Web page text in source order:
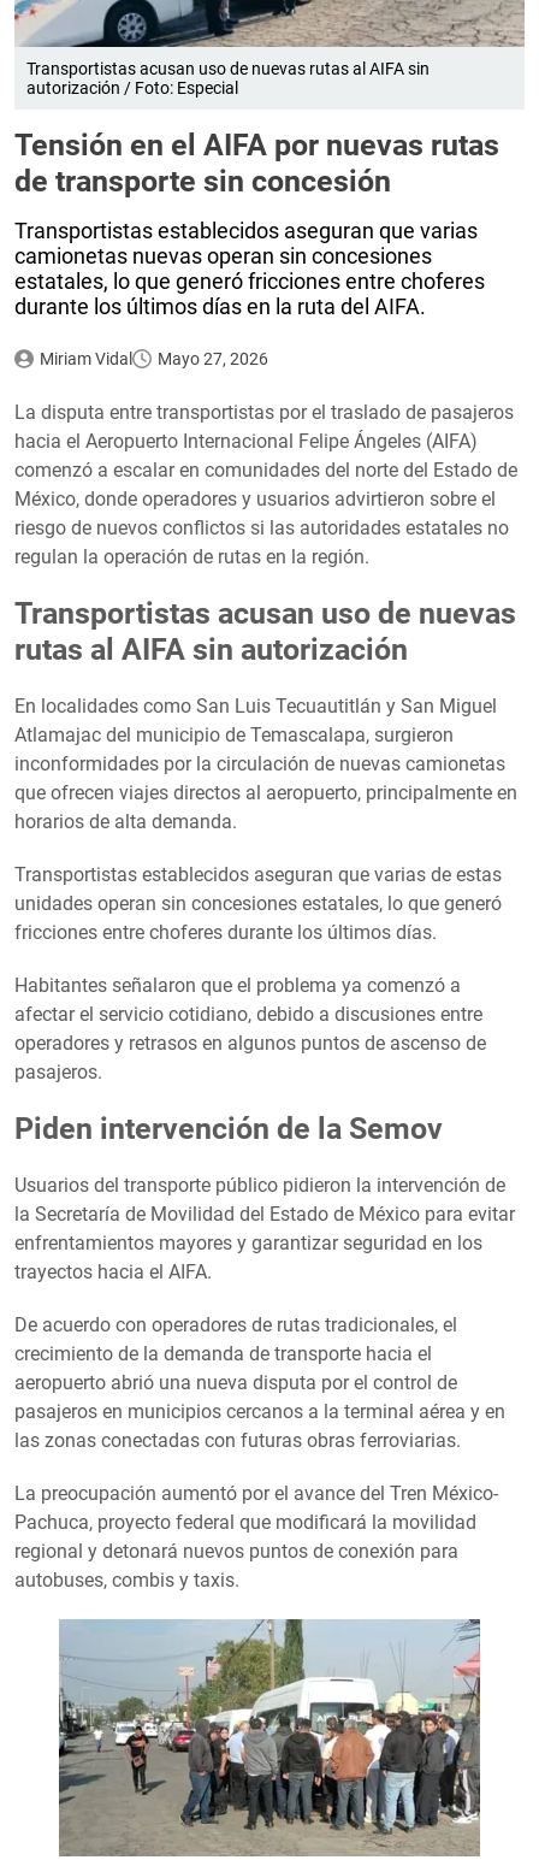
Transportistas acusan uso de nuevas rutas al AIFA sin
autorización / Foto: Especial
Tensión en el AIFA por nuevas rutas
de transporte sin concesión
Transportistas establecidos aseguran que varias
camionetas nuevas operan sin concesiones
estatales, lo que generó fricciones entre choferes
durante los últimos días en la ruta del AIFA.
Miriam Vidal Mayo 27, 2026
La disputa entre transportistas por el traslado de pasajeros
hacia el Aeropuerto Internacional Felipe Ángeles (AIFA)
comenzó a escalar en comunidades del norte del Estado de
México, donde operadores y usuarios advirtieron sobre el
riesgo de nuevos conflictos si las autoridades estatales no
regulan la operación de rutas en la región.
Transportistas acusan uso de nuevas
rutas al AIFA sin autorización
En localidades como San Luis Tecuautitlán y San Miguel
Atlamajac del municipio de Temascalapa, surgieron
inconformidades por la circulación de nuevas camionetas
que ofrecen viajes directos al aeropuerto, principalmente en
horarios de alta demanda.
Transportistas establecidos aseguran que varias de estas
unidades operan sin concesiones estatales, lo que generó
fricciones entre choferes durante los últimos días.
Habitantes señalaron que el problema ya comenzó a
afectar el servicio cotidiano, debido a discusiones entre
operadores y retrasos en algunos puntos de ascenso de
pasajeros.
Piden intervención de la Semov
Usuarios del transporte público pidieron la intervención de
la Secretaría de Movilidad del Estado de México para evitar
enfrentamientos mayores y garantizar seguridad en los
trayectos hacia el AIFA.
De acuerdo con operadores de rutas tradicionales, el
crecimiento de la demanda de transporte hacia el
aeropuerto abrió una nueva disputa por el control de
pasajeros en municipios cercanos a la terminal aérea y en
las zonas conectadas con futuras obras ferroviarias.
La preocupación aumentó por el avance del Tren México-
Pachuca, proyecto federal que modificará la movilidad
regional y detonará nuevos puntos de conexión para
autobuses, combis y taxis.